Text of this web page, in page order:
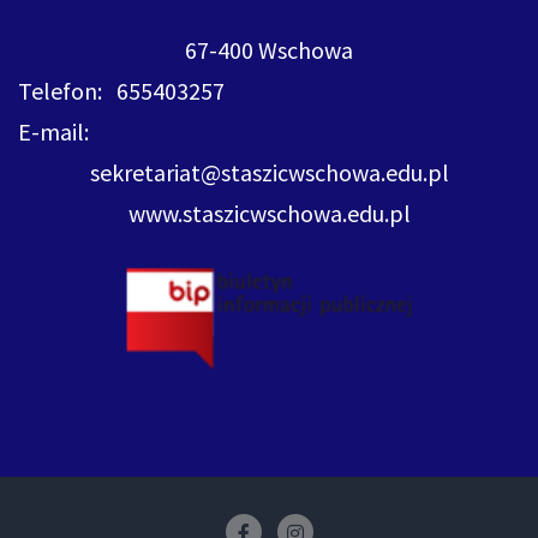
67-400 Wschowa
Telefon: 655403257
E-mail:
sekretariat@staszicwschowa.edu.pl
www.staszicwschowa.edu.pl